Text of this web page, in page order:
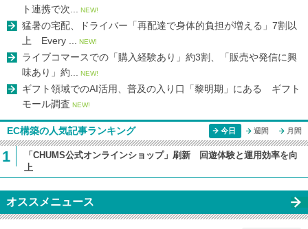
ト連携で次...
NEW!
猛暑の宅配、ドライバー「再配達で身体的負担が増える」7割以
上 Every ...
NEW!
ライブコマースでの「購入経験あり」約3割、「販売や発信に興
味あり」約...
NEW!
ギフト領域でのAI活用、普及の入り口「黎明期」にある ギフト
モール調査 NEW!
EC構築の人気記事ランキング 今日 週間 月間
1
「CHUMS公式オンラインショップ」刷新 回遊体験と運用効率を向
上
オススメニュース